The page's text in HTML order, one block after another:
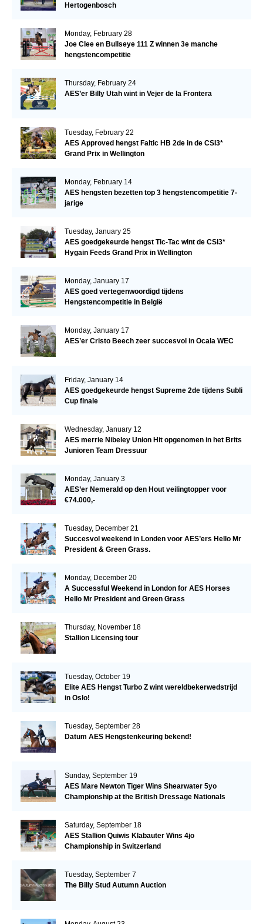
Hertogenbosch
Monday, February 28
Joe Clee en Bullseye 111 Z winnen 3e manche
hengstencompetitie
Thursday, February 24
AES’er Billy Utah wint in Vejer de la Frontera
Tuesday, February 22
AES Approved hengst Faltic HB 2de in de CSI3*
Grand Prix in Wellington
Monday, February 14
AES hengsten bezetten top 3 hengstencompetitie 7-
jarige
Tuesday, January 25
AES goedgekeurde hengst Tic-Tac wint de CSI3*
Hygain Feeds Grand Prix in Wellington
Monday, January 17
AES goed vertegenwoordigd tijdens
Hengstencompetitie in België
Monday, January 17
AES’er Cristo Beech zeer succesvol in Ocala WEC
Friday, January 14
AES goedgekeurde hengst Supreme 2de tijdens Subli
Cup finale
Wednesday, January 12
AES merrie Nibeley Union Hit opgenomen in het Brits
Junioren Team Dressuur
Monday, January 3
AES’er Nemerald op den Hout veilingtopper voor
€74.000,-
Tuesday, December 21
Succesvol weekend in Londen voor AES’ers Hello Mr
President & Green Grass.
Monday, December 20
A Successful Weekend in London for AES Horses
Hello Mr President and Green Grass
Thursday, November 18
Stallion Licensing tour
Tuesday, October 19
Elite AES Hengst Turbo Z wint wereldbekerwedstrijd
in Oslo!
Tuesday, September 28
Datum AES Hengstenkeuring bekend!
Sunday, September 19
AES Mare Newton Tiger Wins Shearwater 5yo
Championship at the British Dressage Nationals
Saturday, September 18
AES Stallion Quiwis Klabauter Wins 4jo
Championship in Switzerland
Tuesday, September 7
The Billy Stud Autumn Auction